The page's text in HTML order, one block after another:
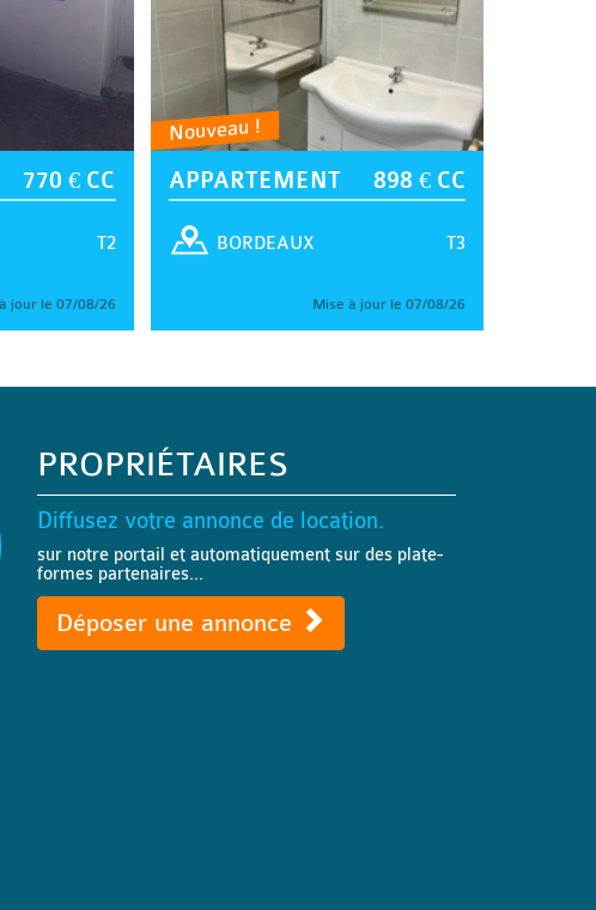
770 € CC
T2
jour le 07/08/26
Nouveau !
APPARTEMENT 898 € CC
T3
BORDEAUX
Mise à jour le 07/08/26
PROPRIÉTAIRES
Diffusez votre annonce de location.
sur notre portail et automatiquement sur des plate-
formes partenaires...
Déposer une annonce